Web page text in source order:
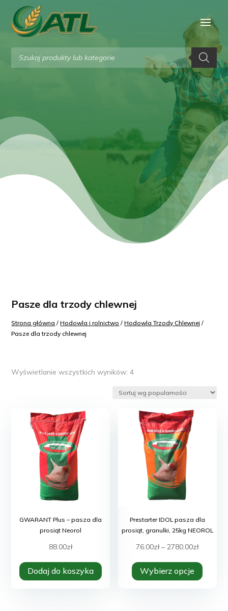
Wyszukiwarka
produktów
Pasze dla trzody chlewnej
Strona główna /Hodowla i rolnictwo /Hodowla Trzody Chlewnej /
Pasze dla trzody chlewnej
Wyświetlanie wszystkich wyników: 4Posortowane
popularności
GWARANT Plus – pasza dla
prosiąt Neorol
88.00zł
Dodaj do koszyka
Prestarter IDOL pasza dla
prosiąt, granulki, 25kg NEOROL
76.00zł – 2780.00złZakres
cen:
od
Wybierz opcje